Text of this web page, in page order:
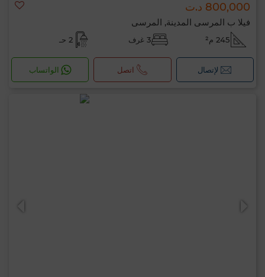
800,000 د.ت
فيلا ب المرسى المدينة, المرسى
245 م² 3 غرف 2 حـ
لإتصال اتصل الواتساب